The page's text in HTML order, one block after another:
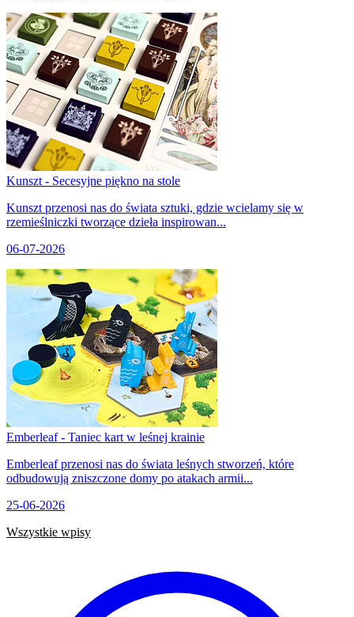
Kunszt - Secesyjne piękno na stole
Kunszt przenosi nas do świata sztuki, gdzie wcielamy się w
rzemieślniczki tworzące dzieła inspirowan...
06-07-2026
Emberleaf - Taniec kart w leśnej krainie
Emberleaf przenosi nas do świata leśnych stworzeń, które
odbudowują zniszczone domy po atakach armii...
25-06-2026
Wszystkie wpisy